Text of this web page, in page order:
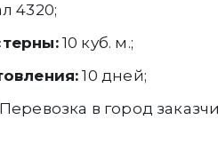
4320;
10 куб. м.;
10 дней;
Перевозка в город